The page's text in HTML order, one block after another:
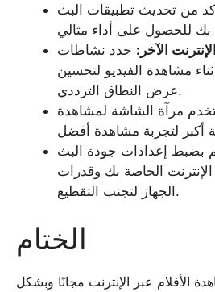
من تحديث تطبيقات البث
الآخر: حدد نشاطات
مشاهدة الفيديو لتحسين
عرض النطاق الترددي.
مرآة الشاشة لمشاهدة
بضبط إعدادات جودة البث
الخاصة بك وقدرات
الجهاز لتجنب التقطيع.
الختام
الأفلام عبر الإنترنت مجانًا وبشكل